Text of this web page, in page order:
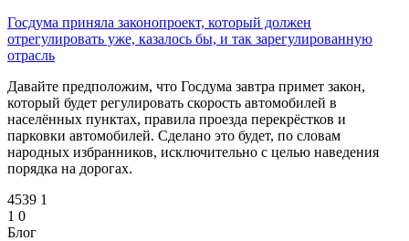
Госдума приняла законопроект, который должен
отрегулировать уже, казалось бы, и так зарегулированную
отрасль
Давайте предположим, что Госдума завтра примет закон,
который будет регулировать скорость автомобилей в
населённых пунктах, правила проезда перекрёстков и
парковки автомобилей. Сделано это будет, по словам
народных избранников, исключительно с целью наведения
порядка на дорогах.
4539 1
1 0
Блог